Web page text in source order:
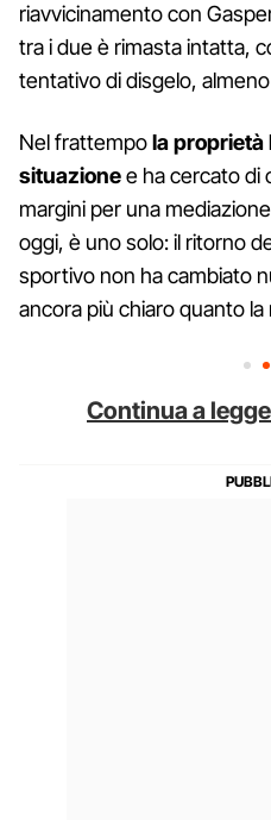
riavvicinamento con
tra i due è rimasta intatta,
tentativo di disgelo,
Nel frattempola proprietà
situazionee ha cercato di
margini per una
oggi, è uno solo: il ritorno
sportivo non ha cambiato
ancora più chiaro quanto
Continua a